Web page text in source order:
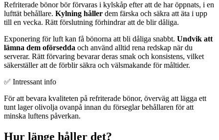
Refriterade bönor bör förvaras i kylskåp efter att de har öppnats, i en
lufttät behållare. Kylning håller dem färska och säkra att äta i upp
till en vecka. Rätt förslutning förhindrar att de blir dåliga.
Exponering för luft kan få bönorna att bli dåliga snabbt. Undvik att
lämna dem oförsedda och använd alltid rena redskap när du
serverar. Rätt förvaring bevarar deras smak och konsistens, vilket
säkerställer att de förblir säkra och välsmakande för måltider.
✅ Intressant info
För att bevara kvaliteten på refriterade bönor, överväg att lägga ett
tunt lager olivolja ovanpå innan du förseglar behållaren för att
minska luftens påverkan.
Hur länge håller det?